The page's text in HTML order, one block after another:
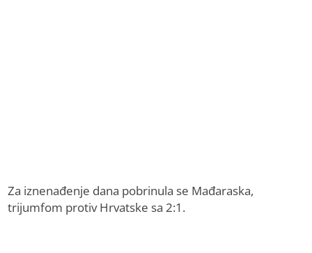
Za iznenađenje dana pobrinula se Mađaraska,
trijumfom protiv Hrvatske sa 2:1.